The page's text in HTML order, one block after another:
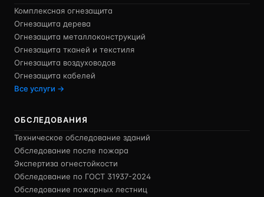
Комплексная огнезащита
Огнезащита дерева
Огнезащита металлоконструкций
Огнезащита тканей и текстиля
Огнезащита воздуховодов
Огнезащита кабелей
Все услуги →
ОБСЛЕДОВАНИЯ
Техническое обследование зданий
Обследование после пожара
Экспертиза огнестойкости
Обследование по ГОСТ 31937-2024
Обследование пожарных лестниц